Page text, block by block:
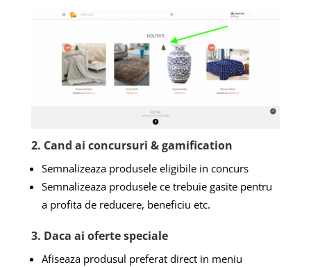
2. Cand ai concursuri & gamification
Semnalizeaza produsele eligibile in concurs
Semnalizeaza produsele ce trebuie gasite pentru
a profita de reducere, beneficiu etc.
3. Daca ai oferte speciale
Afiseaza produsul preferat direct in meniu